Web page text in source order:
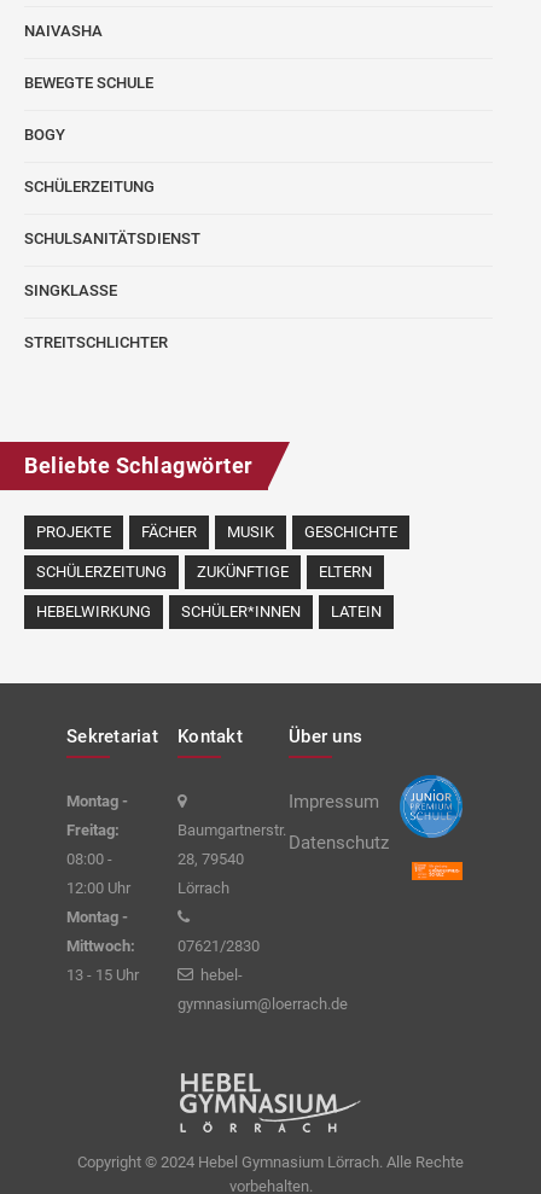
NAIVASHA
BEWEGTE SCHULE
BOGY
SCHÜLERZEITUNG
SCHULSANITÄTSDIENST
SINGKLASSE
STREITSCHLICHTER
Beliebte Schlagwörter
PROJEKTE FÄCHER MUSIK GESCHICHTE
SCHÜLERZEITUNG ZUKÜNFTIGE ELTERN
HEBELWIRKUNG SCHÜLER*INNEN LATEIN
Sekretariat
Montag -
Freitag:
08:00 -
12:00 Uhr
Montag -
Mittwoch:
13 - 15 Uhr
Kontakt
Baumgartnerstr.
28, 79540
Lörrach
07621/2830
hebel-
gymnasium@loerrach.de
Über uns
Impressum
Datenschutz
Copyright © 2024 Hebel Gymnasium Lörrach. Alle Rechte
vorbehalten.